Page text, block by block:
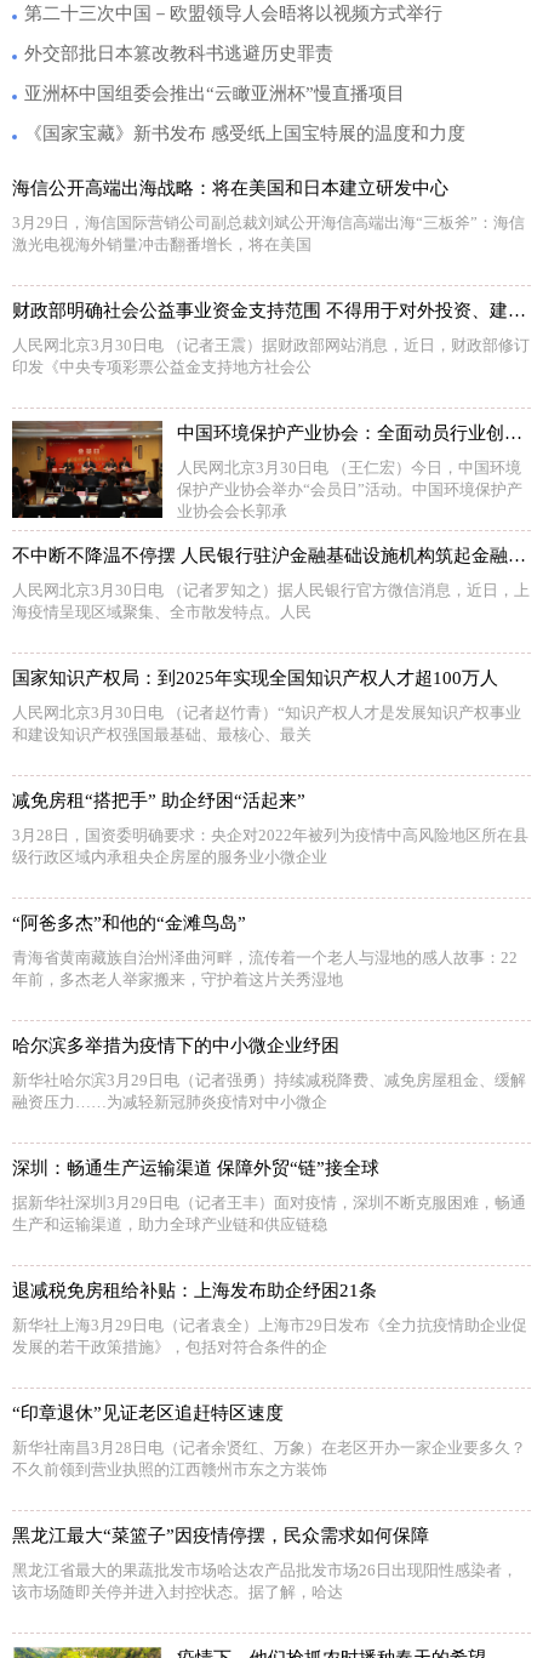
第二十三次中国－欧盟领导人会晤将以视频方式举行
外交部批日本篡改教科书逃避历史罪责
亚洲杯中国组委会推出“云瞰亚洲杯”慢直播项目
《国家宝藏》新书发布 感受纸上国宝特展的温度和力度
海信公开高端出海战略：将在美国和日本建立研发中心
3月29日，海信国际营销公司副总裁刘斌公开海信高端出海“三板斧”：海信
激光电视海外销量冲击翻番增长，将在美国
财政部明确社会公益事业资金支持范围 不得用于对外投资、建设楼堂馆所等
人民网北京3月30日电 （记者王震）据财政部网站消息，近日，财政部修订
印发《中央专项彩票公益金支持地方社会公
中国环境保护产业协会：全面动员行业创新资源 培育“绿色”创新能力
人民网北京3月30日电 （王仁宏）今日，中国环境
保护产业协会举办“会员日”活动。中国环境保护产
业协会会长郭承
不中断不降温不停摆 人民银行驻沪金融基础设施机构筑起金融抗疫防线
人民网北京3月30日电 （记者罗知之）据人民银行官方微信消息，近日，上
海疫情呈现区域聚集、全市散发特点。人民
国家知识产权局：到2025年实现全国知识产权人才超100万人
人民网北京3月30日电 （记者赵竹青）“知识产权人才是发展知识产权事业
和建设知识产权强国最基础、最核心、最关
减免房租“搭把手” 助企纾困“活起来”
3月28日，国资委明确要求：央企对2022年被列为疫情中高风险地区所在县
级行政区域内承租央企房屋的服务业小微企业
“阿爸多杰”和他的“金滩鸟岛”
青海省黄南藏族自治州泽曲河畔，流传着一个老人与湿地的感人故事：22
年前，多杰老人举家搬来，守护着这片关秀湿地
哈尔滨多举措为疫情下的中小微企业纾困
新华社哈尔滨3月29日电（记者强勇）持续减税降费、减免房屋租金、缓解
融资压力……为减轻新冠肺炎疫情对中小微企
深圳：畅通生产运输渠道 保障外贸“链”接全球
据新华社深圳3月29日电（记者王丰）面对疫情，深圳不断克服困难，畅通
生产和运输渠道，助力全球产业链和供应链稳
退减税免房租给补贴：上海发布助企纾困21条
新华社上海3月29日电（记者袁全）上海市29日发布《全力抗疫情助企业促
发展的若干政策措施》，包括对符合条件的企
“印章退休”见证老区追赶特区速度
新华社南昌3月28日电（记者余贤红、万象）在老区开办一家企业要多久？
不久前领到营业执照的江西赣州市东之方装饰
黑龙江最大“菜篮子”因疫情停摆，民众需求如何保障
黑龙江省最大的果蔬批发市场哈达农产品批发市场26日出现阳性感染者，
该市场随即关停并进入封控状态。据了解，哈达